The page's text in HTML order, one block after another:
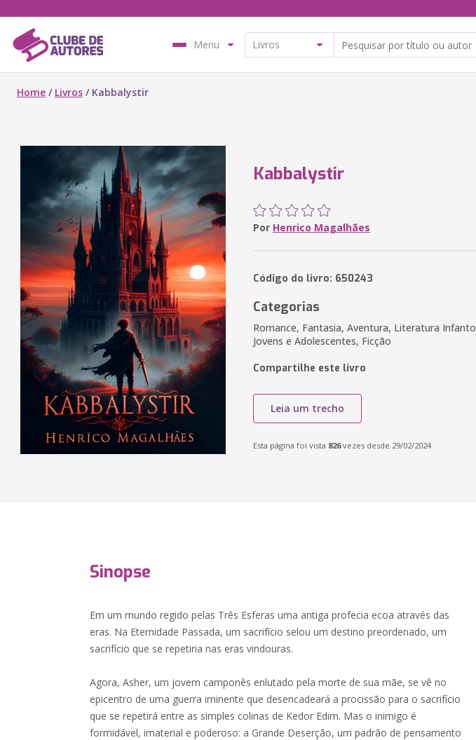
Menu
Home / Livros / Kabbalystir
Kabbalystir
Por Henrico Magalhães
Código do livro: 650243
Categorias
Romance, Fantasia, Aventura, Literatura Infanto
Jovens e Adolescentes, Ficção
Compartilhe este livro
Leia um trecho
Esta página foi vista 826vezes desde 29/02/2024
Sinopse
Em um mundo regido pelas Três Esferas uma antiga profecia ecoa através das
eras. Na Eternidade Passada, um sacrifício selou um destino preordenado, um
sacrifício que se repetiria nas eras vindouras.
Agora, Asher, um jovem camponês enlutado pela morte de sua mãe, se vê no
epicentro de uma guerra iminente que desencadeará a procissão para o sacrifício
que se repetirá entre as simples colinas de Kedor Edim. Mas o inimigo é
formidável, imaterial e poderoso: a Grande Deserção, um padrão de pensamento